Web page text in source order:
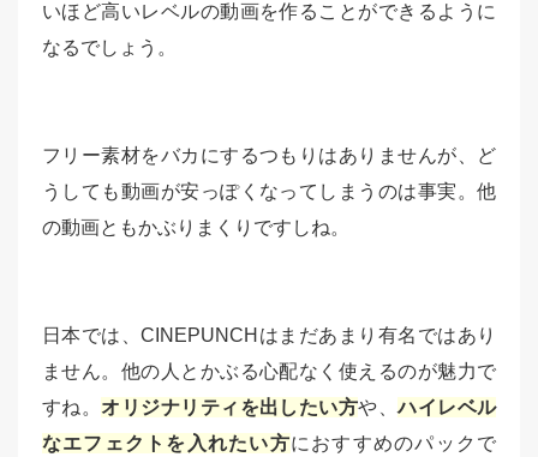
いほど高いレベルの動画を作ることができるように
なるでしょう。
フリー素材をバカにするつもりはありませんが、ど
うしても動画が安っぽくなってしまうのは事実。他
の動画ともかぶりまくりですしね。
日本では、CINEPUNCHはまだあまり有名ではあり
ません。他の人とかぶる心配なく使えるのが魅力で
すね。 オリジナリティを出したい方や、ハイレベル
なエフェクトを入れたい方におすすめのパックで